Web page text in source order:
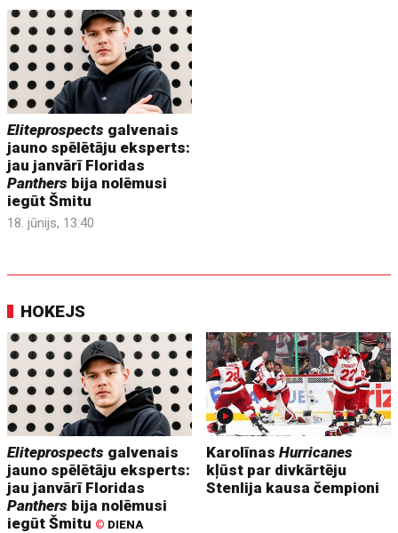
Eliteprospects galvenais
jauno spēlētāju eksperts:
jau janvārī Floridas
Panthers bija nolēmusi
iegūt Šmitu
18. jūnijs, 13:40
HOKEJS
Eliteprospects galvenais
jauno spēlētāju eksperts:
jau janvārī Floridas
Panthers bija nolēmusi
iegūt Šmitu © DIENA
KarolīnasHurricanes
kļūst par divkārtēju
Stenlija kausa čempioni